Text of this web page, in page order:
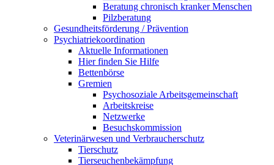
Beratung chronisch kranker Menschen
Pilzberatung
Gesundheits­förderung / Prävention
Psychiatriekoordination
Aktuelle Informationen
Hier finden Sie Hilfe
Bettenbörse
Gremien
Psychosoziale Arbeits­gemeinschaft
Arbeitskreise
Netzwerke
Besuchskommission
Veterinärwesen und Verbraucherschutz
Tierschutz
Tierseuchenbekämpfung